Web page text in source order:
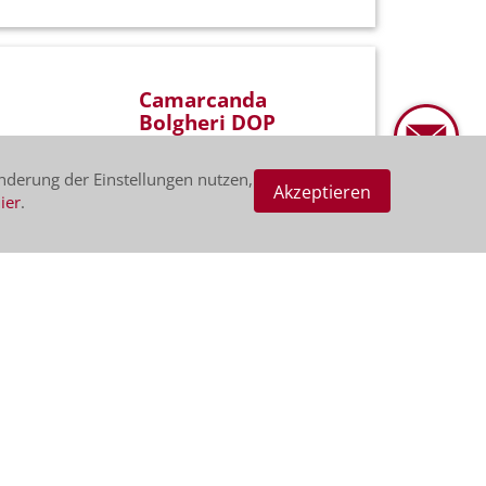
der Einstellungen nutzen,
. Akzeptieren
Camarcanda
Bolgheri DOP
Diese herrliche Bordeaux-Cuvée
aus 80% Cabernet Sauvignon und
einem intensiven Rubinrot mit